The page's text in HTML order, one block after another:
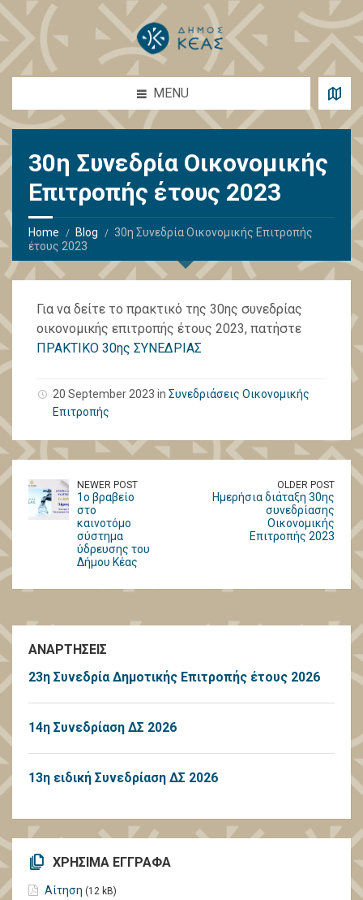
MENU
30η Συνεδρία Οικονομικής
Επιτροπής έτους 2023
Home Blog
30η Συνεδρία Οικονομικής Επιτροπής
έτους 2023
Για να δείτε το πρακτικό της 30ης συνεδρίας
οικονομικής επιτροπής έτους 2023, πατήστε
ΠΡΑΚΤΙΚΟ 30ης ΣΥΝΕΔΡΙΑΣ
20 September 2023 in Συνεδριάσεις Οικονομικής
Επιτροπής
NEWER POST
1o βραβείο
στο
καινοτόμο
σύστημα
ύδρευσης του
Δήμου Κέας
OLDER POST
Ημερήσια διάταξη 30ης
συνεδρίασης
Οικονομικής
Επιτροπής 2023
ΑΝΑΡΤΗΣΕΙΣ
23η Συνεδρία Δημοτικής Επιτροπής έτους 2026
14η Συνεδρίαση ΔΣ 2026
13η ειδική Συνεδρίαση ΔΣ 2026
ΧΡΗΣΙΜΑ ΕΓΓΡΑΦΑ
Αίτηση (12 kB)